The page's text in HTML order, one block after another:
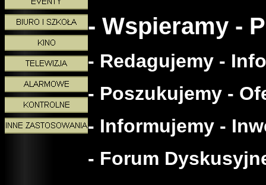
- Wspieramy -
- Redagujemy -
- Poszukujemy -
- Informujemy -
- Forum